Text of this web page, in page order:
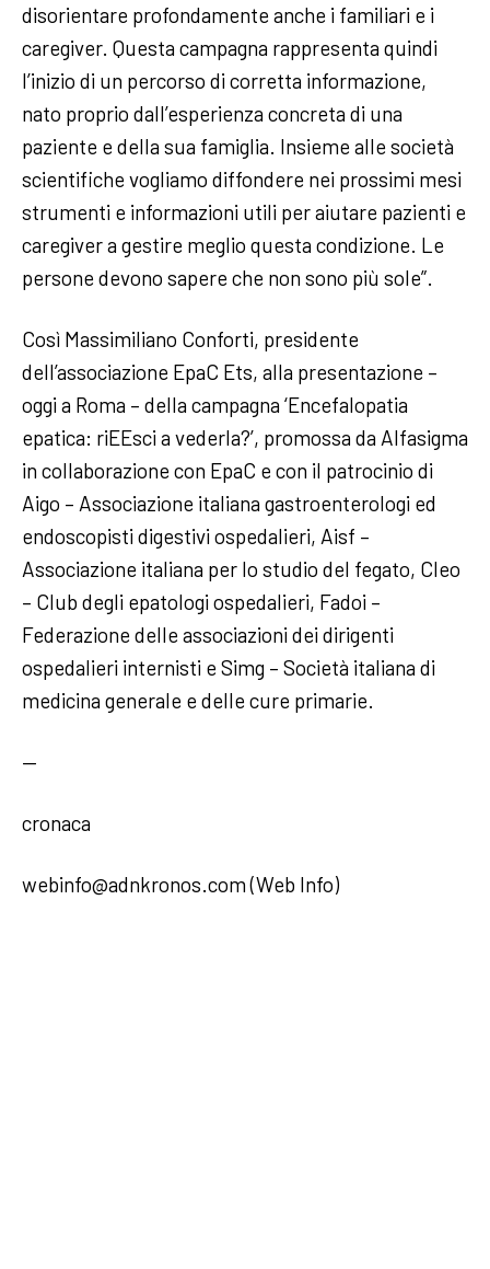
disorientare profondamente anche i familiari e i
caregiver. Questa campagna rappresenta quindi
l’inizio di un percorso di corretta informazione,
nato proprio dall’esperienza concreta di una
paziente e della sua famiglia. Insieme alle società
scientifiche vogliamo diffondere nei prossimi mesi
strumenti e informazioni utili per aiutare pazienti e
caregiver a gestire meglio questa condizione. Le
persone devono sapere che non sono più sole”.
Così Massimiliano Conforti, presidente
dell’associazione EpaC Ets, alla presentazione –
oggi a Roma – della campagna ‘Encefalopatia
epatica: riEEsci a vederla?’, promossa da Alfasigma
in collaborazione con EpaC e con il patrocinio di
Aigo – Associazione italiana gastroenterologi ed
endoscopisti digestivi ospedalieri, Aisf –
Associazione italiana per lo studio del fegato, Cleo
– Club degli epatologi ospedalieri, Fadoi –
Federazione delle associazioni dei dirigenti
ospedalieri internisti e Simg – Società italiana di
medicina generale e delle cure primarie.
—
cronaca
webinfo@adnkronos.com (Web Info)